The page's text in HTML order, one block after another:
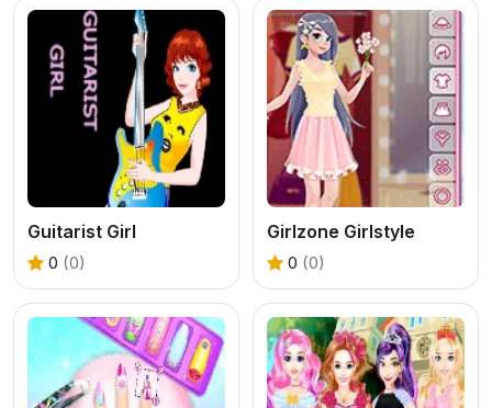
Guitarist Girl
0 (0)
Girlzone Girlstyle
0 (0)